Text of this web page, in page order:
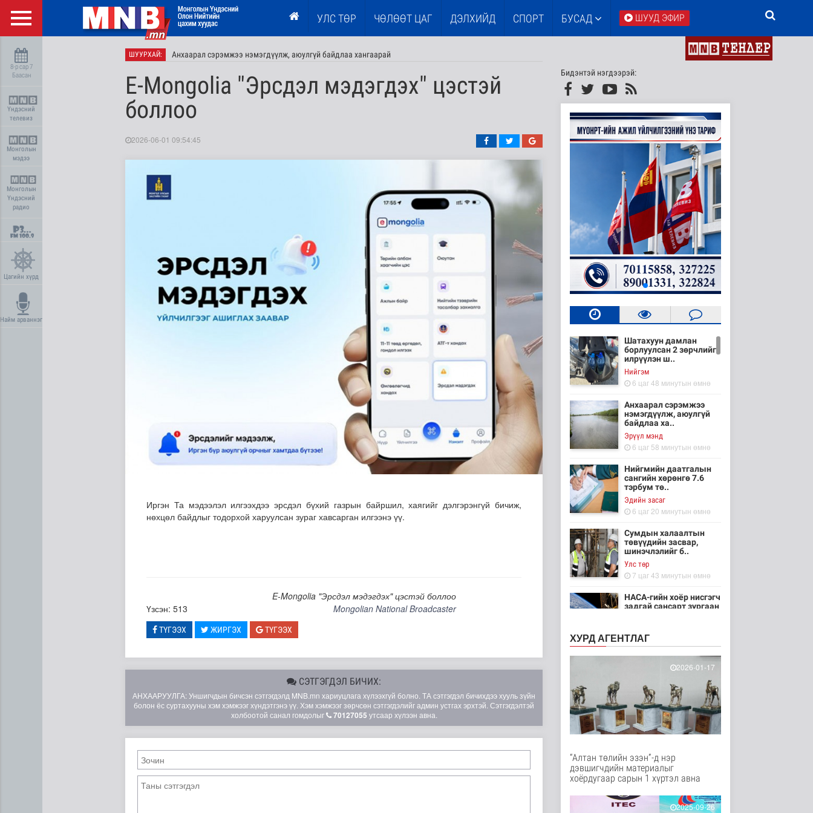
УЛС ТӨР ЧӨЛӨӨТ ЦАГ ДЭЛХИЙД СПОРТ БУСАД ШУУД ЭФИР
8-р сар 7
Баасан
Үндэсний
телевиз
Монголын
мэдээ
Монголын
Үндэсний
радио
Цагийн хүрд
Найм арваннэг
ШУУРХАЙ: Анхаарал сэрэмжээ нэмэгдүүлж, аюулгүй байдлаа хангаарай
Нийгмийн даатгалын сангийн хөрөнгө 7.6 тэрбум төгрөгөөр арвижлаа
Сумдын халаалтын төвүүдийн засвар, шинэчлэлийг бүрэн хийж, хувийн хэвшил рүү м..
E-Mongolia "Эрсдэл мэдэгдэх" цэстэй
боллоо
2026-06-01 09:54:45
Иргэн Та мэдээлэл илгээхдээ эрсдэл бүхий газрын байршил, хаягийг дэлгэрэнгүй бичиж,
нөхцөл байдлыг тодорхой харуулсан зураг хавсарган илгээнэ үү.
E-Mongolia "Эрсдэл мэдэгдэх" цэстэй боллоо
Үзсэн: 513
Mongolian National Broadcaster
ТҮГЭЭХ ЖИРГЭХ ТҮГЭЭХ
СЭТГЭГДЭЛ БИЧИХ:
АНХААРУУЛГА: Уншигчдын бичсэн сэтгэгдэлд MNB.mn хариуцлага хүлээхгүй болно. ТА сэтгэгдэл бичихдээ хууль зүйн
болон ёс суртахууны хэм хэмжээг хүндэтгэнэ үү. Хэм хэмжээг зөрчсөн сэтгэгдэлийг админ устгах эрхтэй. Сэтгэгдэлтэй
холбоотой санал гомдолыг
70127055 утсаар хүлээн авна.
Бидэнтэй нэгдээрэй:
Шатахуун дамлан
борлуулсан 2 зөрчлийг
илрүүлэн ш..
Нийгэм
6 цаг 48 минутын өмнө
Анхаарал сэрэмжээ
нэмэгдүүлж, аюулгүй
байдлаа ха..
Эрүүл мэнд
6 цаг 58 минутын өмнө
Нийгмийн даатгалын
сангийн хөрөнгө 7.6
тэрбум тө..
Эдийн засаг
6 цаг 20 минутын өмнө
Сумдын халаалтын
төвүүдийн засвар,
шинэчлэлийг б..
Улс төр
7 цаг 43 минутын өмнө
НАСА-гийн хоёр нисгэгч
задгай сансарт зургаан
7 цаг 58 минутын өмнө
хамгаалахын тулд
Канадын иргэд мод бэ..
Дэлхийд
7 цаг 4 минутын өмнө
ЦАГ АГААР:
Улаанбаатарт шөнөдөө
Байгаль орчин
7 цаг 25 минутын өмнө
зөрчлийг E-Mongolia
системээр да..
ХУРД АГЕНТЛАГ
2026-01-17
“Алтан төлийн эзэн”-д нэр
дэвшигчдийн материалыг
хоёрдугаар сарын 1 хүртэл авна
2025-09-26